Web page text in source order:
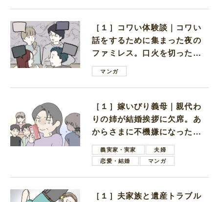
［１］コワい体験談｜コワい
話をするために集まった夜の
ファミレス。口火を切ったの
は電車好きの男の子ママ
マンガ
［１］嫁いびり義母｜親代わ
りの姉が結婚挨拶に欠席。あ
からさまに不機嫌になった義
母義実家・実家
夫婦
恋愛・結婚
マンガ
［１］夫家族と遺産トラブル